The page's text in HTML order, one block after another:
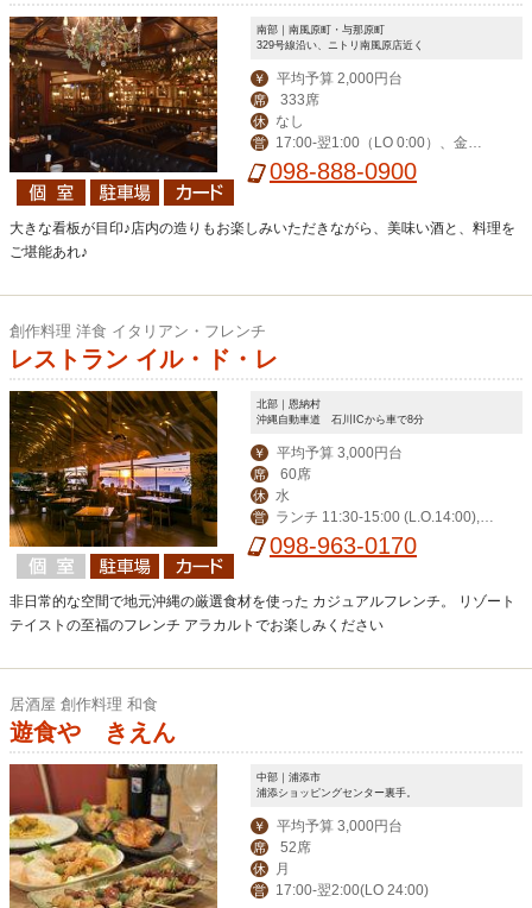
南部｜南風原町・与那原町
329号線沿い、ニトリ南風原店近く
￥ 平均予算 2,000円台
席 333席
休 なし
営
17:00-翌1:00（LO 0:00）、金土
祝前17:00-翌2:00（LO 翌1:00）
098-888-0900
大きな看板が目印♪店内の造りもお楽しみいただきながら、美味い酒と、料理を
ご堪能あれ♪
創作料理 洋食 イタリアン・フレンチ
レストラン イル・ド・レ
北部｜恩納村
沖縄自動車道 石川ICから車で8分
￥ 平均予算 3,000円台
席 60席
休 水
営
ランチ 11:30-15:00 (L.O.14:00),デ
ィナー 17:30-23:00 (L.O.21:00)
098-963-0170
非日常的な空間で地元沖縄の厳選食材を使った カジュアルフレンチ。 リゾート
テイストの至福のフレンチ アラカルトでお楽しみください
居酒屋 創作料理 和食
遊食や きえん
中部｜浦添市
浦添ショッピングセンター裏手。
￥ 平均予算 3,000円台
席 52席
休 月
営 17:00-翌2:00(LO 24:00)